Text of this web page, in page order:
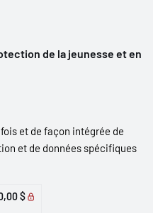
de la jeunesse et en
et de façon intégrée de
et de données spécifiques
$